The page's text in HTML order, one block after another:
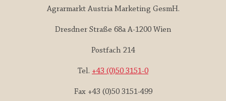
Agrarmarkt Austria Marketing GesmH.
Dresdner Straße 68a A-1200 Wien
Postfach 214
Tel. +43 (0)50 3151-0
Fax +43 (0)50 3151-499